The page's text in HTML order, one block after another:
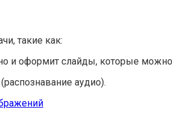
такие как:
и оформит слайды, которые можно
аудио).